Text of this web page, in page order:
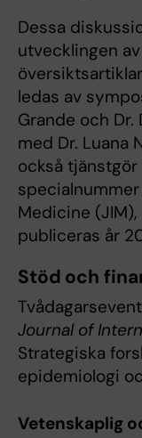
Dessa
utvecklingen
ledas av
Grande och Dr.
med Dr. Luana
också
Medicine
publiceras år
Stöd och
Journal of
Strategiska
epidemiologi
Vetenskaplig